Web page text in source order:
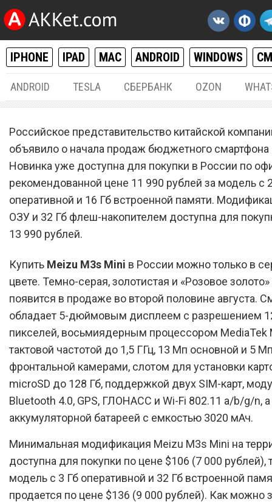
IPHONE IPAD MAC ANDROID WINDOWS
ANDROID TESLA СБЕРБАНК OZON
Смартфон Meizu M3s Mini
доступен для покупки в
Российское представительство китайской
объявило о начала продаж бюджетного смартфона
Новинка уже доступна для покупки в России по
рекомендованной цене 11 990 рублей за модель с
оперативной и 16 Гб встроенной памяти.
ОЗУ и 32 Гб флеш-накопителем доступна для
13 990 рублей.
Купить Meizu M3s Mini в России можно только в
цвете. Темно-серая, золотистая и «Розовое
появится в продаже во второй половине августа.
обладает 5-дюймовым дисплеем с разрешением
пикселей, восьмиядерным процессором MediaTek
тактовой частотой до 1,5 ГГц, 13 Мп основной и 5
фронтальной камерами, слотом для установки
microSD до 128 Гб, поддержкой двух SIM-карт,
Bluetooth 4.0, GPS, ГЛОНАСС и Wi-Fi 802.11 a/b/g/n,
аккумуляторной батареей с емкостью 3020 мАч.
Минимальная модификация Meizu M3s Mini на
доступна для покупки по цене $106 (7 000 рублей),
модель с 3 Гб оперативной и 32 Гб встроенной
продается по цене $136 (9 000 рублей). Как можно